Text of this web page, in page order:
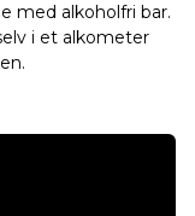
med alkoholfri bar.
i et alkometer